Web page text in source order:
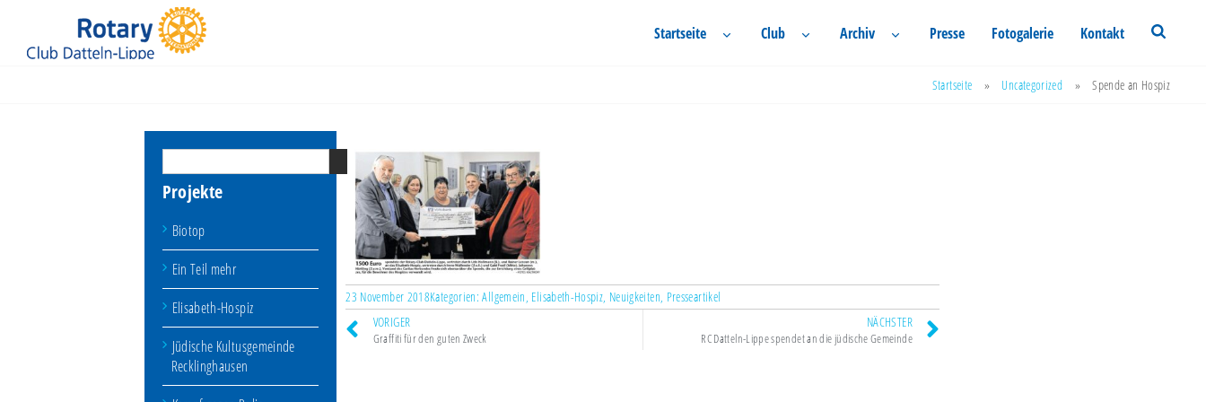
Startseite Club Archiv Presse Fotogalerie Kontakt
Startseite » Uncategorized » Spende an Hospiz
Projekte
Biotop
Ein Teil mehr
Elisabeth-Hospiz
Jüdische Kultusgemeinde
Recklinghausen
23 November 2018Kategorien: Allgemein, Elisabeth-Hospiz, Neuigkeiten, Presseartikel
VORIGER
Graffiti für den guten Zweck
NÄCHSTER
RC Datteln-Lippe spendet an die jüdische Gemeinde